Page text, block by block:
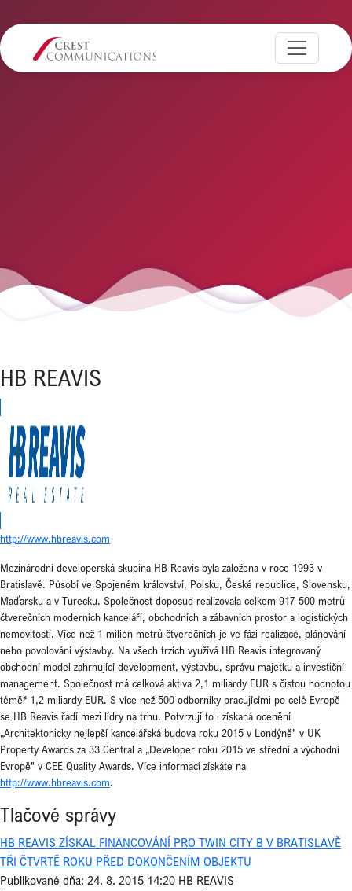
HB REAVIS
http://www.hbreavis.com
Mezinárodní developerská skupina HB Reavis byla založena v roce 1993 v
Bratislavě. Působí ve Spojeném království, Polsku, České republice, Slovensku,
Maďarsku a v Turecku. Společnost doposud realizovala celkem 917 500 metrů
čtverečních moderních kanceláří, obchodních a zábavních prostor a logistických
nemovitostí. Více než 1 milion metrů čtverečních je ve fázi realizace, plánování
nebo povolování výstavby. Na všech trzích využívá HB Reavis integrovaný
obchodní model zahrnující development, výstavbu, správu majetku a investiční
management. Společnost má celková aktiva 2,1 miliardy EUR s čistou hodnotou
téměř 1,2 miliardy EUR. S více než 500 odborníky pracujícími po celé Evropě
se HB Reavis řadí mezi lídry na trhu. Potvrzují to i získaná ocenění
„Architektonicky nejlepší kancelářská budova roku 2015 v Londýně" v UK
Property Awards za 33 Central a „Developer roku 2015 ve střední a východní
Evropě" v CEE Quality Awards. Více informací získáte na
http://www.hbreavis.com.
Tlačové správy
HB REAVIS ZÍSKAL FINANCOVÁNÍ PRO TWIN CITY B V BRATISLAVĚ
TŘI ČTVRTĚ ROKU PŘED DOKONČENÍM OBJEKTU
Publikované dňa: 24. 8. 2015 14:20 HB REAVIS